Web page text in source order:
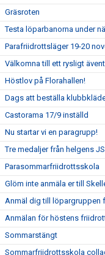
Gräsroten
Testa löparbanorna under
Parafriidrottsläger 19-20
Välkomna till ett rysligt
Höstlov på Florahallen!
Dags att beställa
Castorama 17/9 inställd
Nu startar vi en paragrupp!
Tre medaljer från helgens
Parasommarfriidrottsskola
Glöm inte anmäla er till
Anmäl dig till löpargruppen
Anmälan för höstens
Sommarstängt
Sommarfriidrottsskola